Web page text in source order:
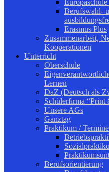
Berufswahl-
Erasmus Plus
Zusammenarbeit,
Kooperationen
Unterricht
Oberschule
Lernen
DaZ (Deutsch als
Schülerfirma “Print
Unsere AGs
Ganztag
Praktikum / Termine
Berufsorientierung